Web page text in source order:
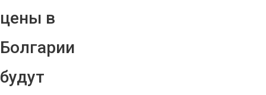
цены в
Болгарии
будут